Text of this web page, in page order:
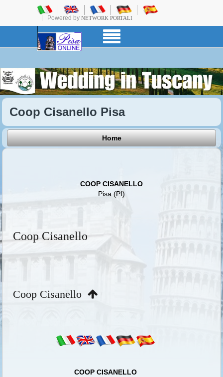
Powered by NETWORK PORTALI
Coop Cisanello Pisa
Home
COOP CISANELLO
Pisa (PI)
Coop Cisanello
Coop Cisanello
COOP CISANELLO